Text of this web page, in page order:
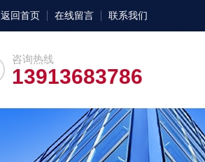
返回首页 在线留言 联系我们
咨询热线
13913683786